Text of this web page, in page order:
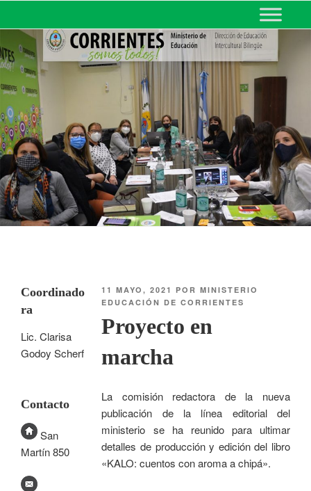
MINISTERIO DE EDUCACIÓN
DE CORRIENTES
11 MAYO, 2021 PORMINISTERIO
EDUCACIÓN DE CORRIENTES
Proyecto en
marcha
La comisión redactora de la nueva
publicación de la línea editorial del
ministerio se ha reunido para ultimar
detalles de producción y edición del libro
«KALO: cuentos con aroma a chipá».
Coordinado
ra
Lic. Clarisa
Godoy Scherf
Contacto
San
Martín 850